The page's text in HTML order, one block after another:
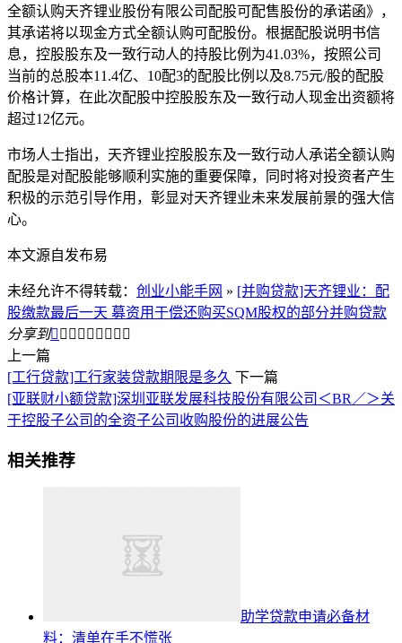
全额认购天齐锂业股份有限公司配股可配售股份的承诺函》，
其承诺将以现金方式全额认购可配股份。根据配股说明书信
息，控股股东及一致行动人的持股比例为41.03%，按照公司
当前的总股本11.4亿、10配3的配股比例以及8.75元/股的配股
价格计算，在此次配股中控股股东及一致行动人现金出资额将
超过12亿元。
市场人士指出，天齐锂业控股股东及一致行动人承诺全额认购
配股是对配股能够顺利实施的重要保障，同时将对投资者产生
积极的示范引导作用，彰显对天齐锂业未来发展前景的强大信
心。
本文源自发布易
未经允许不得转载： 创业小能手网 » [并购贷款]天齐锂业：配
股缴款最后一天 募资用于偿还购买SQM股权的部分并购贷款
分享到        
上一篇
[工行贷款]工行家装贷款期限是多久 下一篇
[亚联财小额贷款]深圳亚联发展科技股份有限公司＜BR／＞关
于控股子公司的全资子公司收购股份的进展公告
相关推荐
助学贷款申请必备材
料：清单在手不慌张